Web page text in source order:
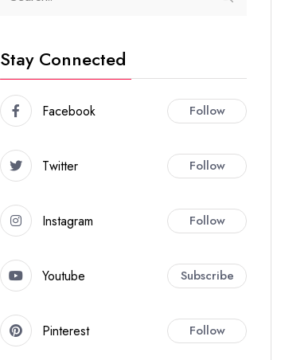
Stay Connected
Facebook Follow
Twitter Follow
Instagram Follow
Youtube Subscribe
Pinterest Follow